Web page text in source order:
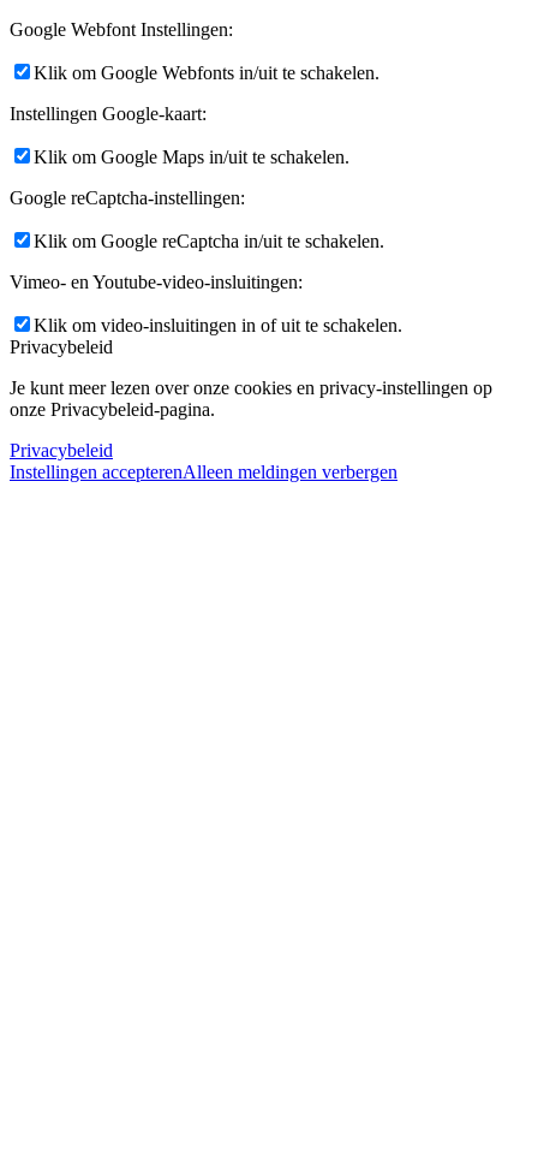
Google Webfont Instellingen:
Klik om Google Webfonts in/uit te schakelen.
Instellingen Google-kaart:
Klik om Google Maps in/uit te schakelen.
Google reCaptcha-instellingen:
Klik om Google reCaptcha in/uit te schakelen.
Vimeo- en Youtube-video-insluitingen:
Klik om video-insluitingen in of uit te schakelen.
Privacybeleid
Je kunt meer lezen over onze cookies en privacy-instellingen op
onze Privacybeleid-pagina.
Privacybeleid
Instellingen accepterenAlleen meldingen verbergen